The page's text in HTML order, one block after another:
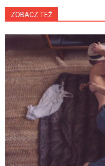
ZOBACZ TEŻ